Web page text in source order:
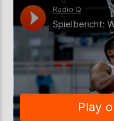
AKTUELLE SENDUNG
COFFEESHOP
09:00 12:00
ZU HÖREN IN Münster